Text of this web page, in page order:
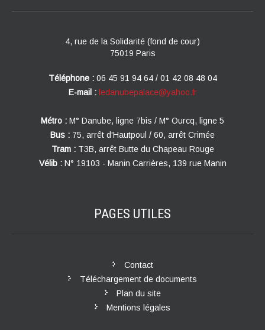
4, rue de la Solidarité (fond de cour)
75019 Paris
Téléphone : 06 45 91 94 64 / 01 42 08 48 04
E-mail : ledanubepalace@yahoo.fr
Métro : M° Danube, ligne 7bis / M° Ourcq, ligne 5
Bus : 75, arrêt d'Hautpoul / 60, arrêt Crimée
Tram : T3B, arrêt Butte du Chapeau Rouge
Vélib : N° 19103 - Manin Carrières, 139 rue Manin
PAGES UTILES
Contact
Téléchargement de documents
Plan du site
Mentions légales